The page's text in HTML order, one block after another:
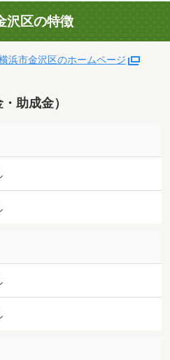
沢区の特徴
浜市金沢区のホームページ
助成金）